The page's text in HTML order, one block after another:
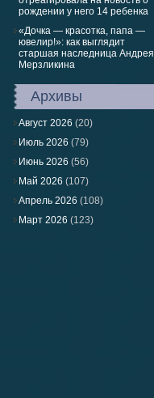
рождении у него 14 ребенка
«Дочка — красотка, папа —
ювелир!»: как выглядит
старшая наследница Андрея
Мерзликина
Архивы
Август 2026 (20)
Июль 2026 (79)
Июнь 2026 (56)
Май 2026 (107)
Апрель 2026 (108)
Март 2026 (123)